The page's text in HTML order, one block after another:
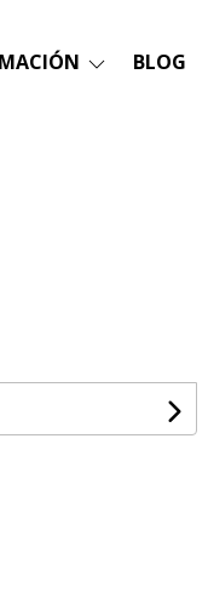
BLOG